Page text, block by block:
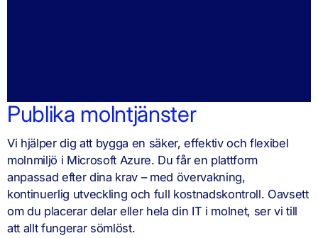
Publika molntjänster​
Vi hjälper dig att bygga en säker, effektiv och flexibel
molnmiljö i Microsoft Azure. Du får en plattform
anpassad efter dina krav – med övervakning,
kontinuerlig utveckling och full kostnadskontroll. Oavsett
om du placerar delar eller hela din IT i molnet, ser vi till
att allt fungerar sömlöst.